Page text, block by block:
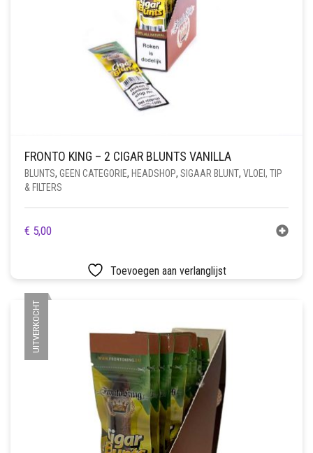
FRONTO KING – 2 CIGAR BLUNTS VANILLA
BLUNTS, GEEN CATEGORIE, HEADSHOP, SIGAAR BLUNT, VLOEI, TIP
& FILTERS
€ 5,00
Toevoegen aan verlanglijst
UITVERKOCHT